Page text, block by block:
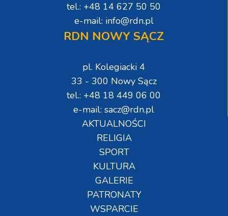
tel.: +48 14 627 50 50
e-mail: info@rdn.pl
RDN NOWY SĄCZ
pl. Kolegiacki 4
33 - 300 Nowy Sącz
tel.: +48 18 449 06 00
e-mail: sacz@rdn.pl
AKTUALNOŚCI
RELIGIA
SPORT
KULTURA
GALERIE
PATRONATY
WSPARCIE